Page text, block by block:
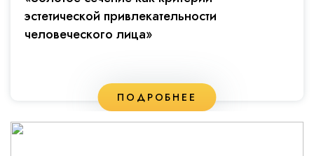
эстетической привлекательности
человеческого лица»
ПОДРОБНЕЕ